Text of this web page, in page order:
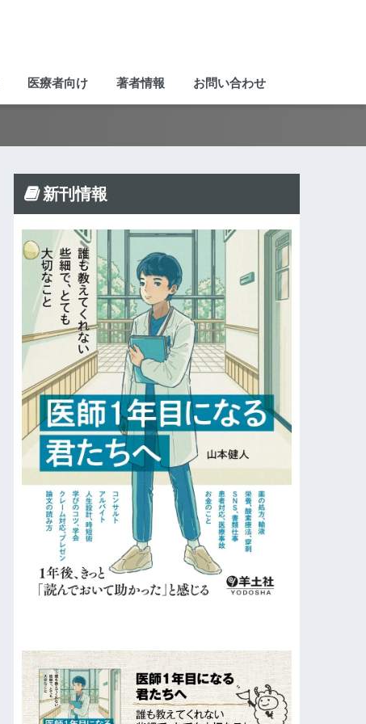
医療者向け 著者情報 お問い合わせ
新刊情報